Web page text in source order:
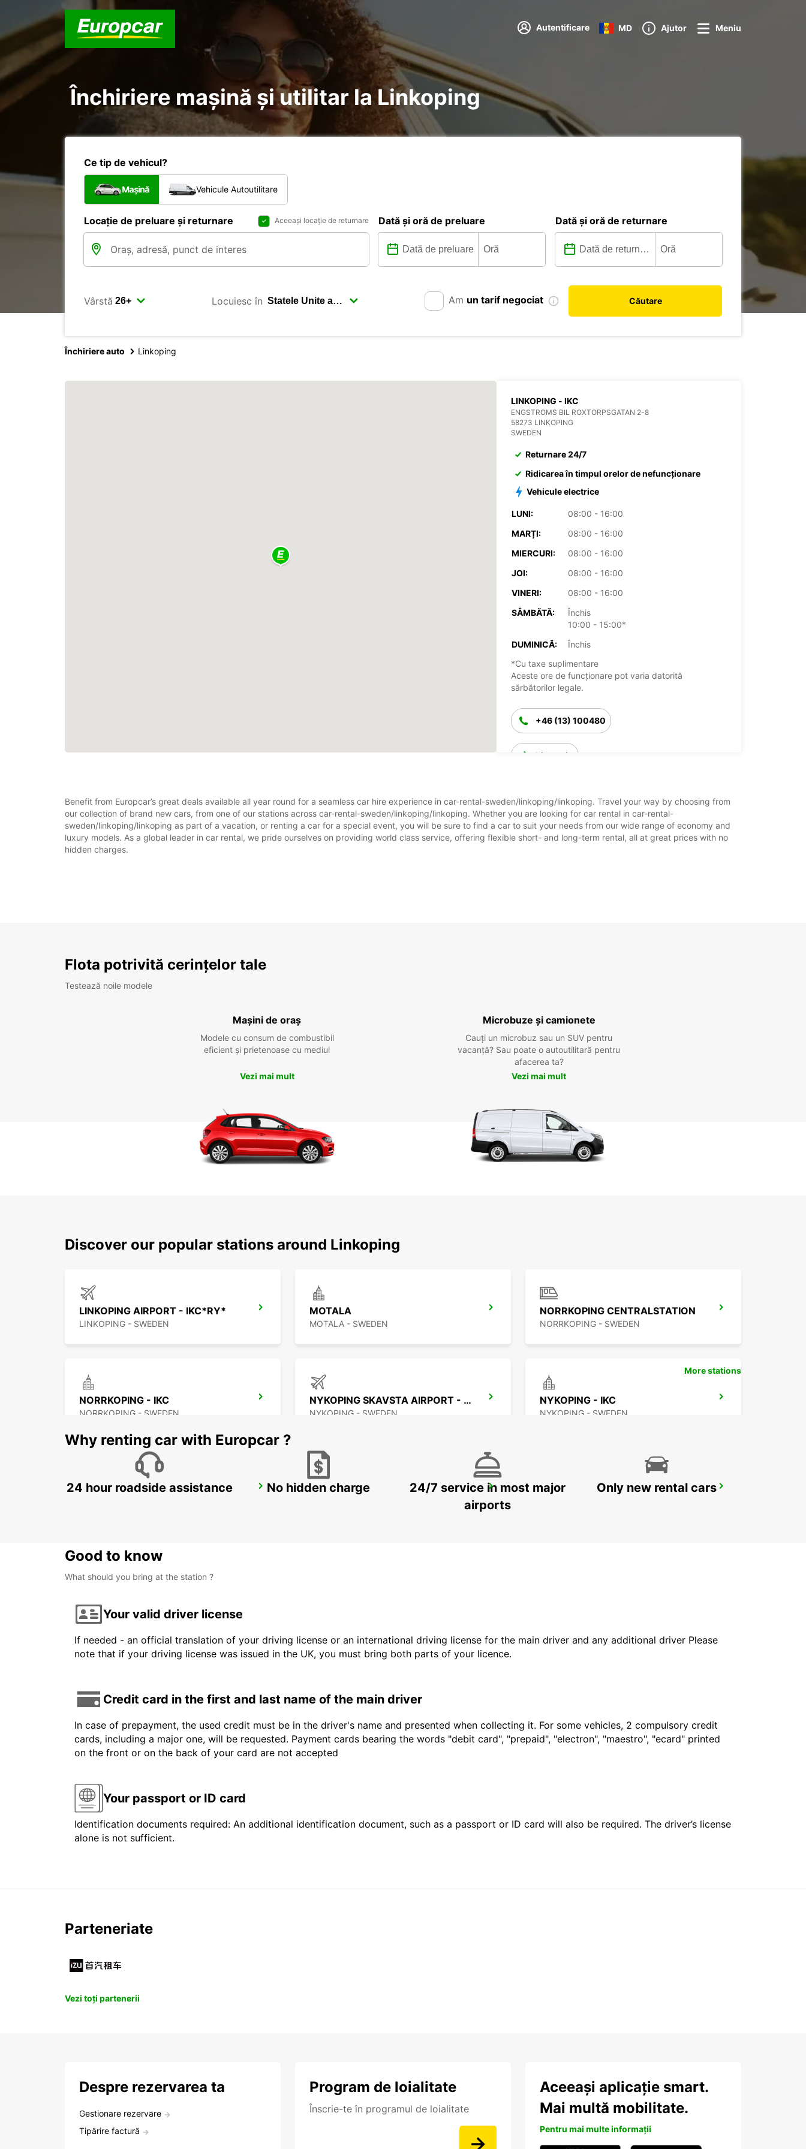
Autentificare MD Ajutor Meniu
Închiriere mașină și utilitar la Linkoping
Ce tip de vehicul?
Mașină Vehicule Autoutilitare
Locație de preluare și returnare Aceeași locație de returnare Dată și oră de preluare Dată și oră de returnare
Vârstă Locuiesc în Am un tarif negociat Căutare
Închiriere auto Linkoping
LINKOPING - IKC
ENGSTROMS BIL ROXTORPSGATAN 2-8
58273 LINKOPING
SWEDEN
Returnare 24/7
Ridicarea în timpul orelor de nefuncționare
Vehicule electrice
LUNI:
08:00 - 16:00
MARȚI:
08:00 - 16:00
MIERCURI:
08:00 - 16:00
JOI:
08:00 - 16:00
VINERI:
08:00 - 16:00
SÂMBĂTĂ:
Închis
10:00 - 15:00*
DUMINICĂ:
Închis
*Cu taxe suplimentare
Aceste ore de funcționare pot varia datorită
sărbătorilor legale.
+46 (13) 100480
Itinerariu
Benefit from Europcar’s great deals available all year round for a seamless car hire experience in car-rental-sweden/linkoping/linkoping. Travel your way by choosing from
our collection of brand new cars, from one of our stations across car-rental-sweden/linkoping/linkoping. Whether you are looking for car rental in car-rental-
sweden/linkoping/linkoping as part of a vacation, or renting a car for a special event, you will be sure to find a car to suit your needs from our wide range of economy and
luxury models. As a global leader in car rental, we pride ourselves on providing world class service, offering flexible short- and long-term rental, all at great prices with no
hidden charges.
Flota potrivită cerințelor tale
Testează noile modele
Mașini de oraș
Modele cu consum de combustibil
eficient și prietenoase cu mediul
Vezi mai mult
Microbuze și camionete
Cauți un microbuz sau un SUV pentru
vacanță? Sau poate o autoutilitară pentru
afacerea ta?
Vezi mai mult
Discover our popular stations around Linkoping
LINKOPING AIRPORT - IKC*RY*
LINKOPING - SWEDEN
MOTALA
MOTALA - SWEDEN
NORRKOPING CENTRALSTATION
NORRKOPING - SWEDEN
NORRKOPING - IKC
NORRKOPING - SWEDEN
NYKOPING SKAVSTA AIRPORT - IKC*RY*
NYKOPING - SWEDEN
NYKOPING - IKC
NYKOPING - SWEDEN
OREBRO BOFORS AIRPORT - IKC*RY* OREBRO - IKC SKOVDE - IKC
More stations
Why renting car with Europcar ?
24 hour roadside assistance No hidden charge
24/7 service in most major
airports
Only new rental cars
Good to know
What should you bring at the station ?
Your valid driver license
If needed - an official translation of your driving license or an international driving license for the main driver and any additional driver Please
note that if your driving license was issued in the UK, you must bring both parts of your licence.
Credit card in the first and last name of the main driver
In case of prepayment, the used credit must be in the driver's name and presented when collecting it. For some vehicles, 2 compulsory credit
cards, including a major one, will be requested. Payment cards bearing the words "debit card", "prepaid", "electron", "maestro", "ecard" printed
on the front or on the back of your card are not accepted
Your passport or ID card
Identification documents required: An additional identification document, such as a passport or ID card will also be required. The driver’s license
alone is not sufficient.
Parteneriate
Vezi toți partenerii
Despre rezervarea ta
Gestionare rezervare
Tipărire factură
Program de loialitate
Înscrie-te în programul de loialitate
Aceeași aplicație smart.
Mai multă mobilitate.
Pentru mai multe informații